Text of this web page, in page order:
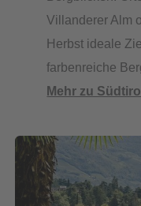
Villanderer Alm
Herbst ideale
farbenreiche
Mehr zu